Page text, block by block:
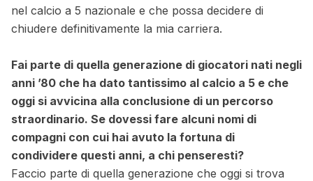
nel calcio a 5 nazionale e che possa decidere di
chiudere definitivamente la mia carriera.
Fai parte di quella generazione di giocatori nati negli
anni ’80 che ha dato tantissimo al calcio a 5 e che
oggi si avvicina alla conclusione di un percorso
straordinario. Se dovessi fare alcuni nomi di
compagni con cui hai avuto la fortuna di
condividere questi anni, a chi penseresti?
Faccio parte di quella generazione che oggi si trova